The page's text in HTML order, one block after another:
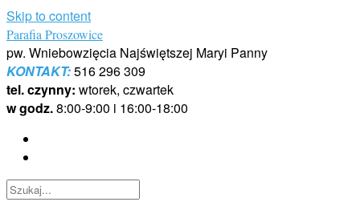
Skip to content
Parafia Proszowice
pw. Wniebowzięcia Najświętszej Maryi Panny
KONTAKT:516 296 309
tel. czynny: wtorek, czwartek
w godz.8:00-9:00 i 16:00-18:00